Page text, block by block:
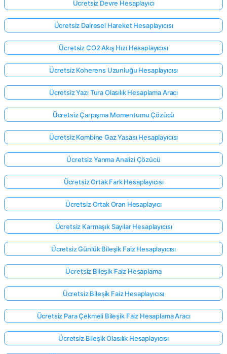
Ücretsiz Devre Hesaplayıcı
Ücretsiz Dairesel Hareket Hesaplayıcısı
Ücretsiz CO2 Akış Hızı Hesaplayıcısı
Ücretsiz Koherens Uzunluğu Hesaplayıcısı
Ücretsiz Yazı Tura Olasılık Hesaplama Aracı
Ücretsiz Çarpışma Momentumu Çözücü
Ücretsiz Kombine Gaz Yasası Hesaplayıcısı
Ücretsiz Yanma Analizi Çözücü
Ücretsiz Ortak Fark Hesaplayıcısı
Ücretsiz Ortak Oran Hesaplayıcı
Ücretsiz Karmaşık Sayılar Hesaplayıcısı
Ücretsiz Günlük Bileşik Faiz Hesaplayıcısı
Ücretsiz Bileşik Faiz Hesaplama
Ücretsiz Bileşik Faiz Hesaplayıcısı
Ücretsiz Para Çekmeli Bileşik Faiz Hesaplama Aracı
Ücretsiz Bileşik Olasılık Hesaplayıcısı